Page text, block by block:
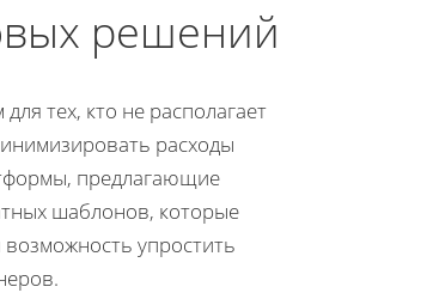
решений
тех, кто не располагает
расходы
предлагающие
шаблонов, которые
упростить